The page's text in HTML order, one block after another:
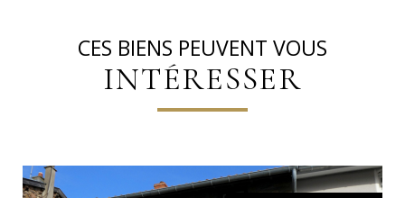
CES BIENS PEUVENT VOUS
INTÉRESSER